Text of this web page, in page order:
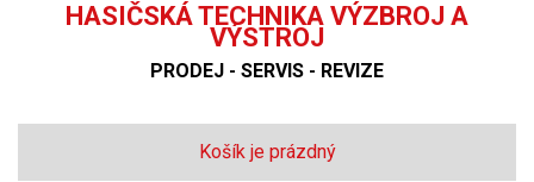
HASIČSKÁ TECHNIKA VÝZBROJ A
VÝSTROJ
PRODEJ - SERVIS - REVIZE
Košík je prázdný